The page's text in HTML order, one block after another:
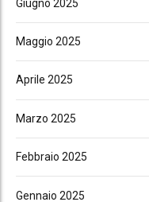
Giugno 2025
Maggio 2025
Aprile 2025
Marzo 2025
Febbraio 2025
Gennaio 2025